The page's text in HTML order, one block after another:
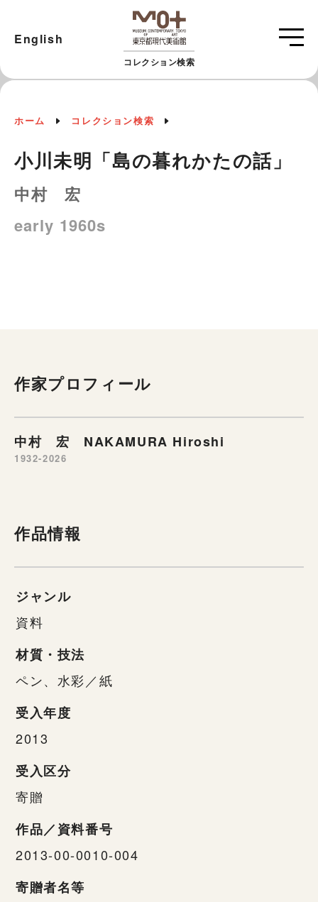
コレクション検索
English
ホーム コレクション検索
小川未明「島の暮れかたの話」
中村 宏
early 1960s
作家プロフィール
中村 宏 NAKAMURA Hiroshi
1932-2026
作品情報
ジャンル
資料
材質・技法
ペン、水彩／紙
受入年度
2013
受入区分
寄贈
作品／資料番号
2013-00-0010-004
寄贈者名等